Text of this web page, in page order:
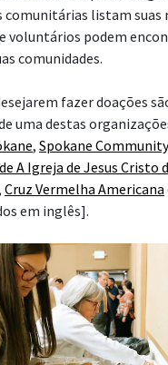
listam suas
voluntários podem
comunidades.
fazer doações
uma destas
, Spokane
A Igreja de Jesus Cristo
Cruz Vermelha Americana
em inglês].